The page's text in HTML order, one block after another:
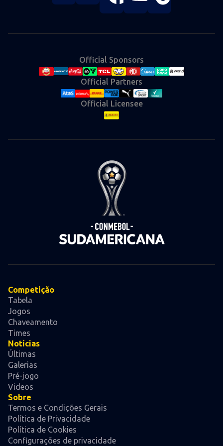
store
store
on
on
on
FacebookYouTube
on
TikTok
Official Sponsors
Official Partners
Official Licensee
Competição
Tabela
Jogos
Chaveamento
Times
Notícias
Últimas
Galerias
Pré-jogo
Videos
Sobre
Termos e Condições Gerais
Política de Privacidade
Política de Cookies
Configurações de privacidade